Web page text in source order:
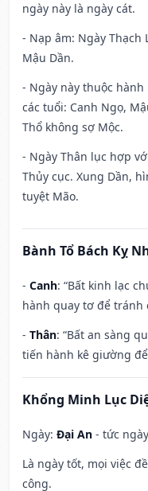
ngày này là ngày cát.
- Nạp âm: Ngày Thạch
Mậu Dần.
- Ngày này thuộc
các tuổi: Canh Ngọ,
Thổ không sợ Mộc.
- Ngày Thân lục hợp
Thủy cục. Xung Dần,
tuyệt Mão.
Bành Tổ Bách Kỵ
- Canh: “Bất kinh lạc
hành quay tơ để
- Thân: “Bất an sàng
tiến hành kê giường
Khổng Minh Lục
Ngày: Đại An - tức
Là ngày tốt, mọi việc
công.